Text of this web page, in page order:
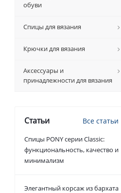
обуви
Спицы для вязания
Крючки для вязания
Аксессуары и
принадлежности для вязания
Статьи Все статьи
Спицы PONY серии Classic:
функциональность, качество и
минимализм
Элегантный корсаж из бархата